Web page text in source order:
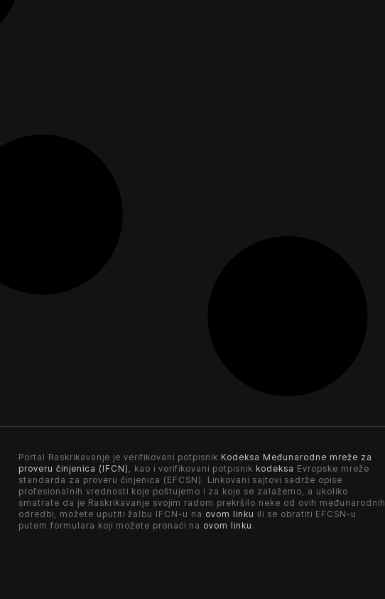
Portal Raskrikavanje je verifikovani potpisnik Kodeksa Međunarodne mreže za
proveru činjenica (IFCN) , kao i verifikovani potpisnik kodeksa Evropske mreže
standarda za proveru činjenica (EFCSN). Linkovani sajtovi sadrže opise
profesionalnih vrednosti koje poštujemo i za koje se zalažemo, a ukoliko
smatrate da je Raskrikavanje svojim radom prekršilo neke od ovih međunarodnih
odredbi, možete uputiti žalbu IFCN-u na ovom linku ili se obratiti EFCSN-u
putem formulara koji možete pronaći na ovom linku .